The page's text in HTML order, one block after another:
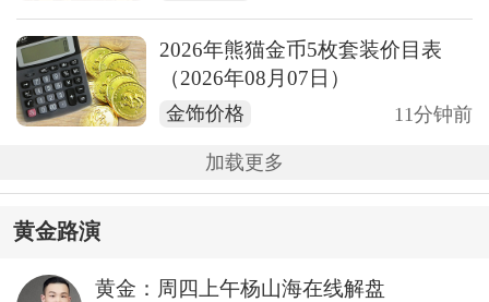
2026年熊猫金币5枚套装价目表
（2026年08月07日）
金饰价格 11分钟前
加载更多
黄金路演
黄金：周四上午杨山海在线解盘